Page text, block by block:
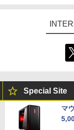
Special Site
マ